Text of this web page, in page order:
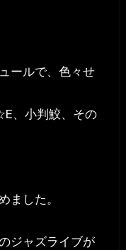
ールで、色々せ
、小判鮫、その
ました。
ジャズライブが